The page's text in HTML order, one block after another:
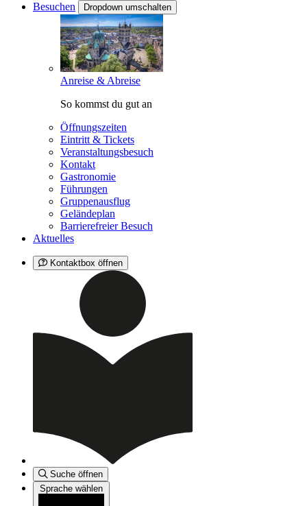
Besuchen
Dropdown umschalten
Anreise & Abreise
So kommst du gut an
Öffnungszeiten
Eintritt & Tickets
Veranstaltungsbesuch
Kontakt
Gastronomie
Führungen
Gruppenausflug
Geländeplan
Barrierefreier Besuch
Aktuelles
Kontaktbox öffnen
Suche öffnen
Sprache wählen